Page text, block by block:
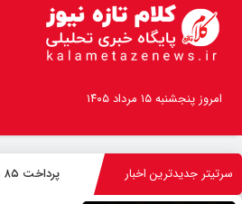
امروز پنجشنبه ۱۵ مرداد ۱۴۰۵
سرتیتر جدیدترین اخبار پرداخت ۸۵ میلیارد ریال تسهیلات به عشایر چناران